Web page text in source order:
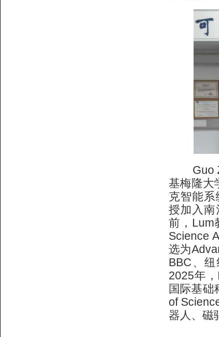
Guo
基梅隆大
克智能系
授加入南
前，Lum
Science
选为
BBC、
2025年
国际基础
of
器人、磁